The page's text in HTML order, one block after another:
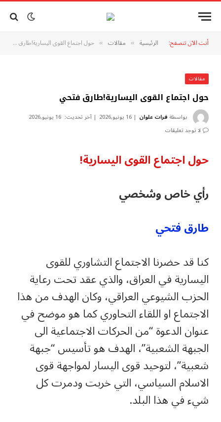
أنت الآن تتصفح: الرئيسية » مقالات » حول اجتماع القوى اليسارية!طارق فتحي
مقالات
حول اجتماع القوى اليسارية!طارق فتحي
بواسطة فرات علوان 16 يونيو,2026 آخر تحديث: 16 يونيو,2026
لا توجد تعليقات
حول اجتماع القوى اليسارية!
رأي خاص وشخصي
طارق فتحي
كنا قد حضرنا الاجتماع التشاوري للقوى
اليسارية في العراق، والذي عقد تحت رعاية
الحزب الشيوعي العراقي، وكان الهدف من هذا
الاجتماع او اللقاء التحاوري كما هو موضح في
عنوان الدعوة “من الحركات الاجتماعية الى
الجبهة الشعبية”، الهدف هو تأسيس “جبهة
شعبية”، لتوحيد قوى اليسار لمواجهة قوى
الاسلام السياسي، التي خربت ودمرت كل
شيء في هذا البلد.